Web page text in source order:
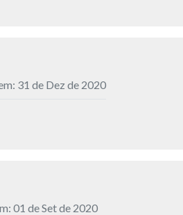
31 de Dez de 2020
01 de Set de 2020